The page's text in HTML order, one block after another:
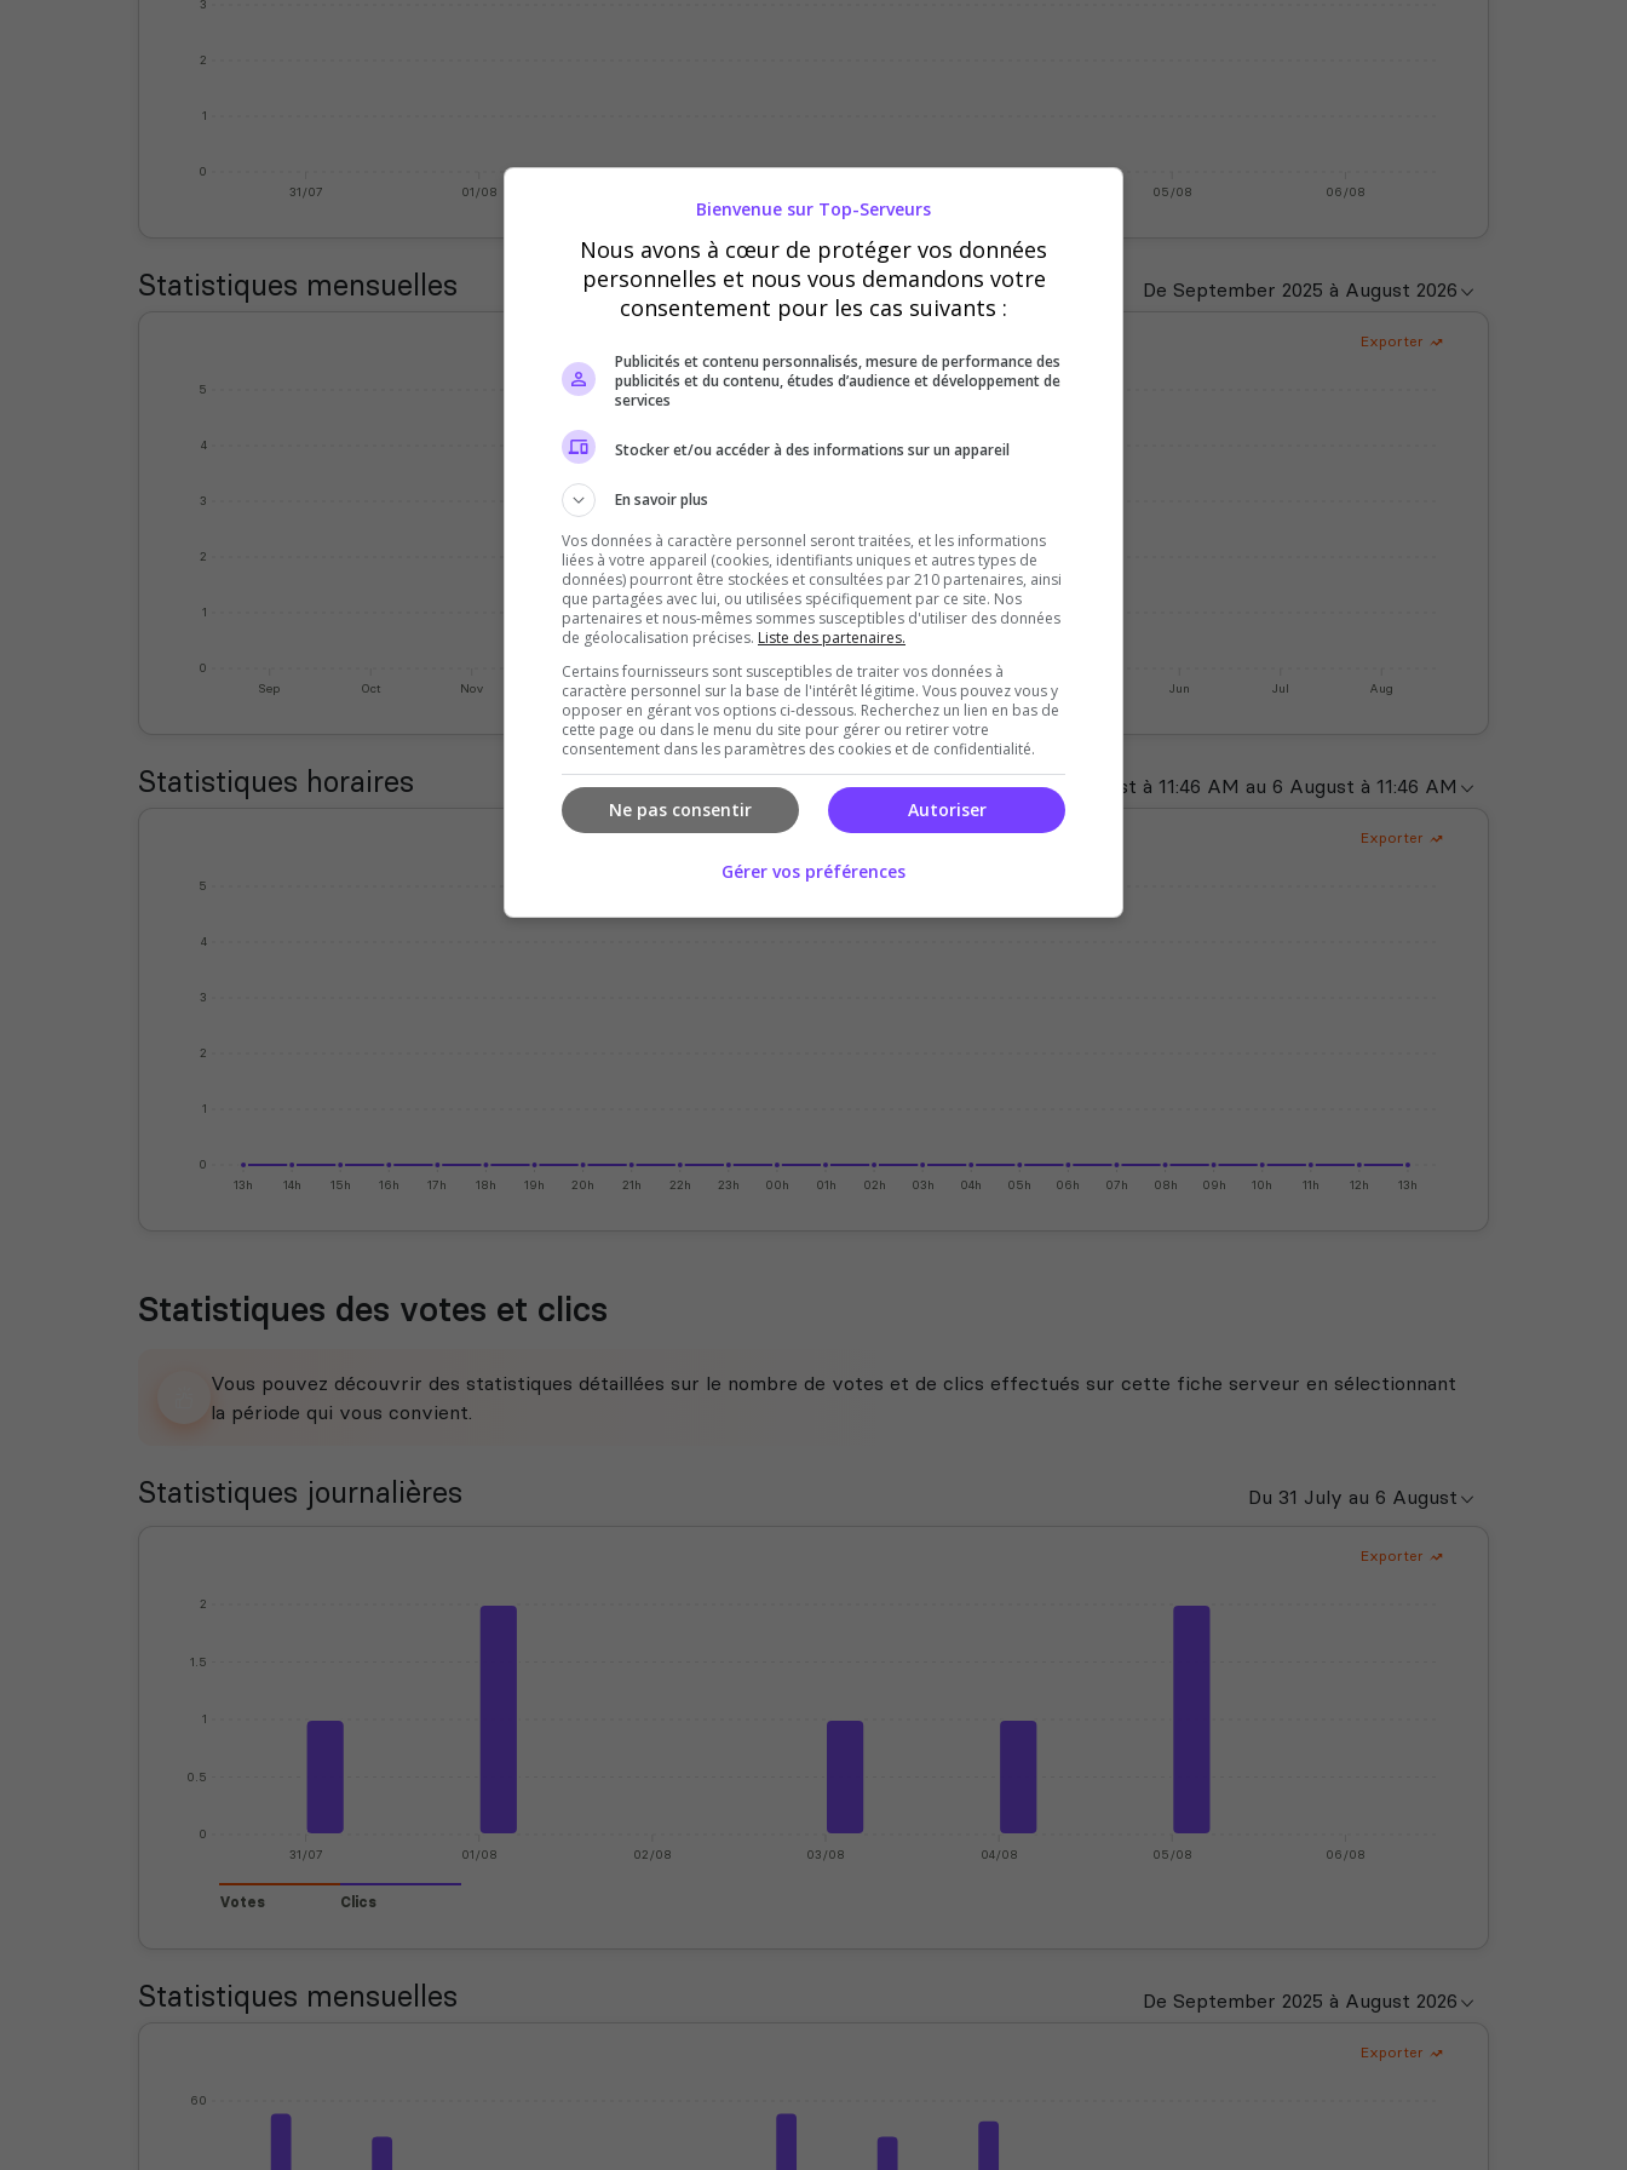
0
1
2
3
31/07 01/08 05/08 06/08
Statistiques mensuelles
Exporter
0
1
2
3
4
5
Sep Oct Nov Dec Jan Feb Mar Apr Jun Jul Aug
Statistiques horaires
Exporter
0
1
2
3
4
5
13h 14h 15h 16h 17h 18h 19h 20h 21h 22h 23h 00h 01h 02h 03h 04h 05h 06h 07h 08h 09h 10h 11h 12h 13h
Statistiques des votes et clics
Vous pouvez découvrir des statistiques détaillées sur le nombre de votes et de clics effectués sur cette fiche serveur en sélectionnant
la période qui vous convient.
Statistiques journalières
Exporter
0
0.5
1
1.5
2
31/07 01/08 02/08 03/08 04/08 05/08 06/08
Votes Clics
Statistiques mensuelles
Exporter
60
Bienvenue sur Top-Serveurs
Nous avons à cœur de protéger vos données
personnelles et nous vous demandons votre
consentement pour les cas suivants :
Publicités et contenu personnalisés, mesure de performance des
publicités et du contenu, études d’audience et développement de
services
Stocker et/ou accéder à des informations sur un appareil
En savoir plus
Vos données à caractère personnel seront traitées, et les informations
liées à votre appareil (cookies, identifiants uniques et autres types de
données) pourront être stockées et consultées par 210 partenaires, ainsi
que partagées avec lui, ou utilisées spécifiquement par ce site. Nos
partenaires et nous-mêmes sommes susceptibles d'utiliser des données
de géolocalisation précises. Liste des partenaires.
Certains fournisseurs sont susceptibles de traiter vos données à
caractère personnel sur la base de l'intérêt légitime. Vous pouvez vous y
opposer en gérant vos options ci-dessous. Recherchez un lien en bas de
cette page ou dans le menu du site pour gérer ou retirer votre
consentement dans les paramètres des cookies et de confidentialité.
Autoriser
Ne pas consentir
Gérer vos préférences